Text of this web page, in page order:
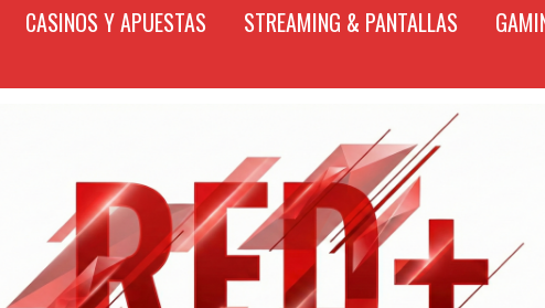
CASINOS Y APUESTAS STREAMING & PANTALLAS